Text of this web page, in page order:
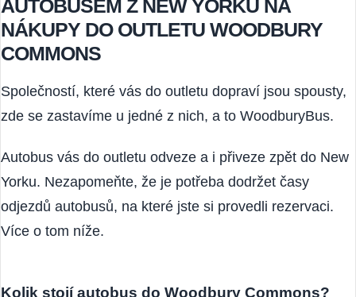
AUTOBUSEM Z NEW YORKU NA
NÁKUPY DO OUTLETU WOODBURY
COMMONS
Společností, které vás do outletu dopraví jsou spousty,
zde se zastavíme u jedné z nich, a to WoodburyBus.
Autobus vás do outletu odveze a i přiveze zpět do New
Yorku. Nezapomeňte, že je potřeba dodržet časy
odjezdů autobusů, na které jste si provedli rezervaci.